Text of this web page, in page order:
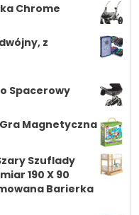
Chrome
z
Spacerowy
Magnetyczna
Szuflady
190 X 90
Barierka